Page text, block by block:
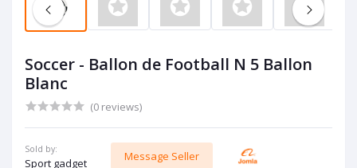
Soccer - Ballon de Football N 5 Ballon
Blanc
(0 reviews)
Sold by:
Sport gadget
Message Seller